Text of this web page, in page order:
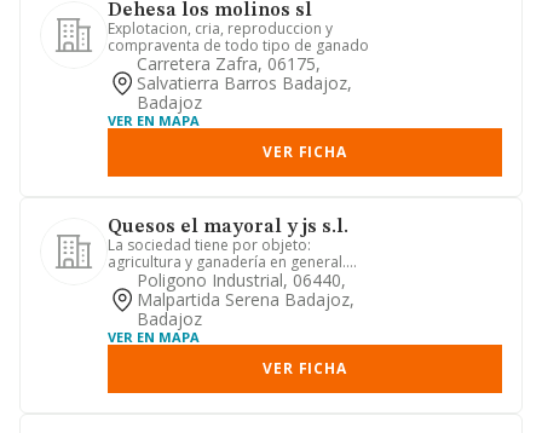
Dehesa los molinos sl
Explotacion, cria, reproduccion y
compraventa de todo tipo de ganado
Carretera Zafra, 06175,
Salvatierra Barros Badajoz,
Badajoz
VER EN MAPA
VER FICHA
Quesos el mayoral y js s.l.
La sociedad tiene por objeto:
agricultura y ganadería en general.
crianza y compraventa de ganado. ...
Poligono Industrial, 06440,
Malpartida Serena Badajoz,
Badajoz
VER EN MAPA
VER FICHA